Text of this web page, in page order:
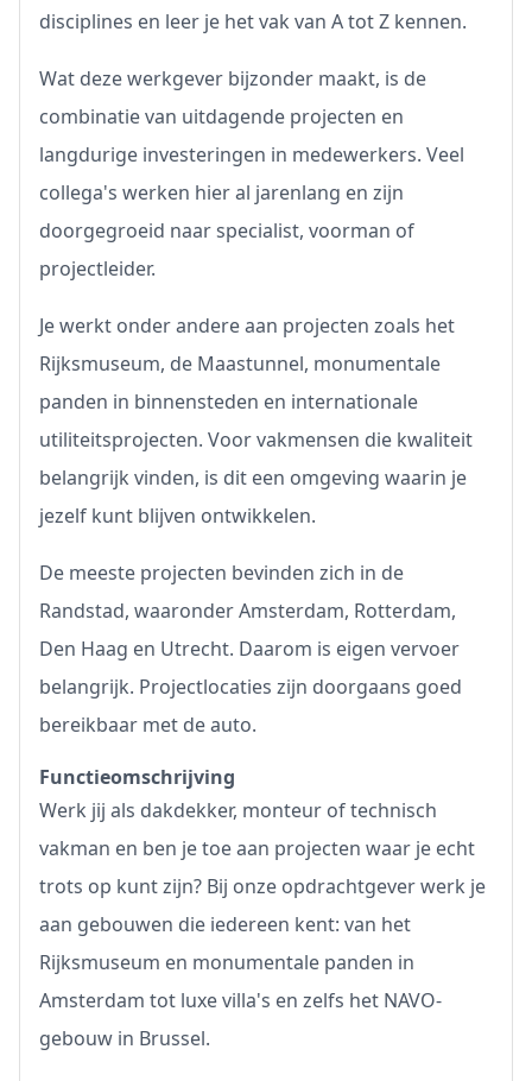
disciplines en leer je het vak van A tot Z kennen.
Wat deze werkgever bijzonder maakt, is de
combinatie van uitdagende projecten en
langdurige investeringen in medewerkers. Veel
collega's werken hier al jarenlang en zijn
doorgegroeid naar specialist, voorman of
projectleider.
Je werkt onder andere aan projecten zoals het
Rijksmuseum, de Maastunnel, monumentale
panden in binnensteden en internationale
utiliteitsprojecten. Voor vakmensen die kwaliteit
belangrijk vinden, is dit een omgeving waarin je
jezelf kunt blijven ontwikkelen.
De meeste projecten bevinden zich in de
Randstad, waaronder Amsterdam, Rotterdam,
Den Haag en Utrecht. Daarom is eigen vervoer
belangrijk. Projectlocaties zijn doorgaans goed
bereikbaar met de auto.
Functieomschrijving
Werk jij als dakdekker, monteur of technisch
vakman en ben je toe aan projecten waar je echt
trots op kunt zijn? Bij onze opdrachtgever werk je
aan gebouwen die iedereen kent: van het
Rijksmuseum en monumentale panden in
Amsterdam tot luxe villa's en zelfs het NAVO-
gebouw in Brussel.